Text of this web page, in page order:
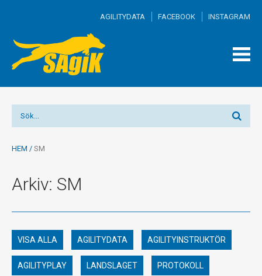
AGILITYDATA FACEBOOK INSTAGRAM
HEM / SM
Arkiv: SM
VISA ALLA AGILITYDATA AGILITYINSTRUKTÖR
AGILITYPLAY LANDSLAGET PROTOKOLL